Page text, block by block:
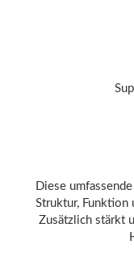
Diese
Struktur, Funktion
Zusätzlich stärkt